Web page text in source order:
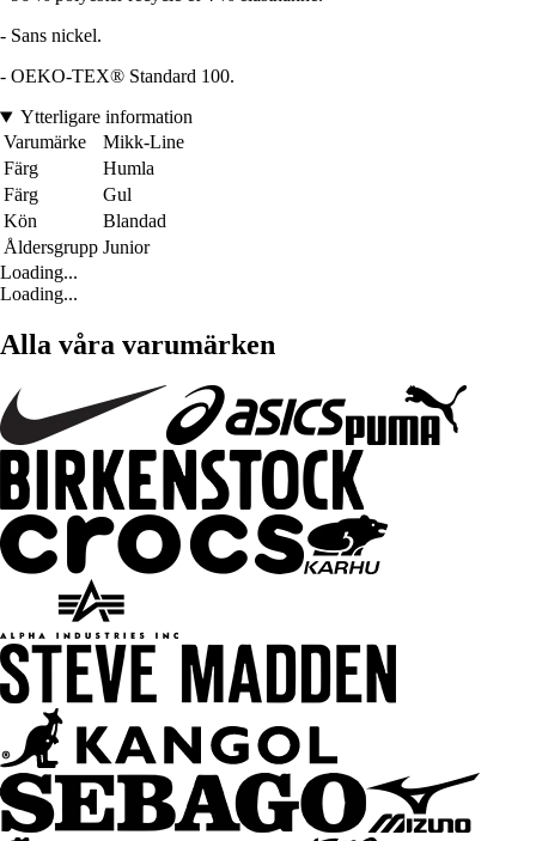
- Sans nickel.
- OEKO-TEX® Standard 100.
Ytterligare information
Varumärke
Mikk-Line
Färg
Humla
Färg
Gul
Kön
Blandad
Åldersgrupp Junior
Loading...
Loading...
Alla våra varumärken